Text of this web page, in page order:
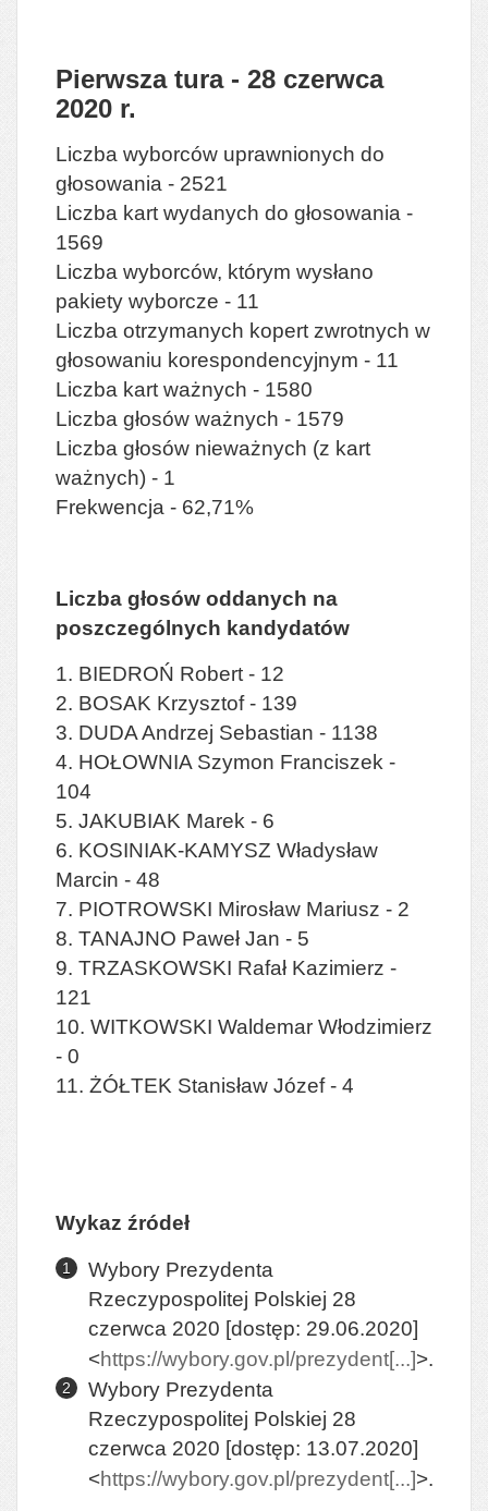
Pierwsza tura - 28 czerwca
2020 r.
Liczba wyborców uprawnionych do
głosowania - 2521
Liczba kart wydanych do głosowania -
1569
Liczba wyborców, którym wysłano
pakiety wyborcze - 11
Liczba otrzymanych kopert zwrotnych w
głosowaniu korespondencyjnym - 11
Liczba kart ważnych - 1580
Liczba głosów ważnych - 1579
Liczba głosów nieważnych (z kart
ważnych) - 1
Frekwencja - 62,71%
Liczba głosów oddanych na
poszczególnych kandydatów
1. BIEDROŃ Robert - 12
2. BOSAK Krzysztof - 139
3. DUDA Andrzej Sebastian - 1138
4. HOŁOWNIA Szymon Franciszek -
104
5. JAKUBIAK Marek - 6
6. KOSINIAK-KAMYSZ Władysław
Marcin - 48
7. PIOTROWSKI Mirosław Mariusz - 2
8. TANAJNO Paweł Jan - 5
9. TRZASKOWSKI Rafał Kazimierz -
121
10. WITKOWSKI Waldemar Włodzimierz
- 0
11. ŻÓŁTEK Stanisław Józef - 4
Wykaz źródeł
Wybory Prezydenta
Rzeczypospolitej Polskiej 28
czerwca 2020 [dostęp: 29.06.2020]
<https://wybory.gov.pl/prezydent[...]>.
Wybory Prezydenta
Rzeczypospolitej Polskiej 28
czerwca 2020 [dostęp: 13.07.2020]
<https://wybory.gov.pl/prezydent[...]>.